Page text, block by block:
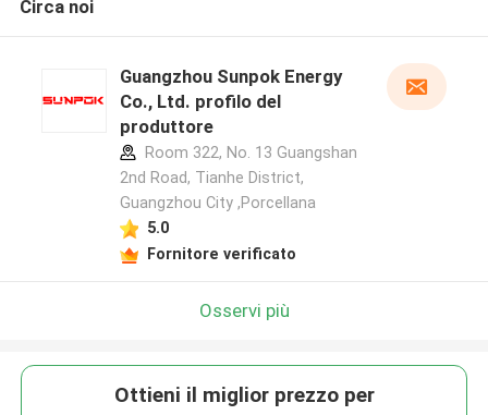
Lasciate un messaggio
Circa noi
Guangzhou Sunpok Energy
Co., Ltd. profilo del
produttore
Room 322, No. 13 Guangshan
2nd Road, Tianhe District,
Guangzhou City ,Porcellana
5.0
Fornitore verificato
Osservi più
Ottieni il miglior prezzo per